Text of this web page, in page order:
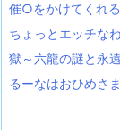
催○をかけてくれ
ちょっとエッチな
獄～六龍の謎と永
るーなはおひめさ